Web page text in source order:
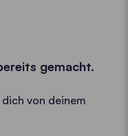
gemacht.
von deinem